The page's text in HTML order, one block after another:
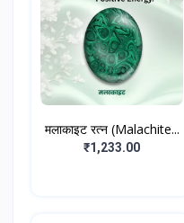
मलाकाइट रत्न (Malachite...
₹1,233.00